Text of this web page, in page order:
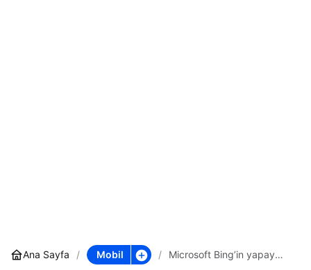
Ana Sayfa Mobil
Microsoft Bing’in yapay